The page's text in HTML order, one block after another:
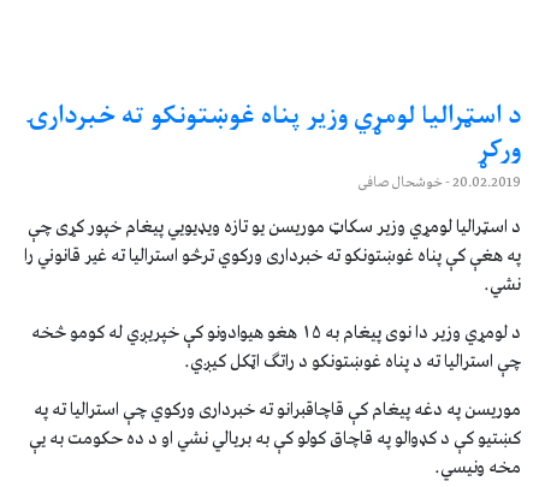
د اسټراليا لومړي وزير پناه غوښتونکو ته خبردارۍ
ورکړ
20.02.2019- خوشحال صافی
د اسټراليا لومړي وزير سکاټ موریسن يو تازه ويډيويي پيغام خپور کړی چې
په هغې کې پناه غوښتونکو ته خبرداری ورکوي ترڅو استراليا ته غير قانوني را
نشي.
د لومړي وزير دا نوی پيغام به ۱۵ هغو هيوادونو کې خپريږي له کومو څخه
چې استرالیا ته د پناه غوښتونکو د راتګ اټکل کيږي.
موریسن په دغه پیغام کې قاچاقبرانو ته خبرداری ورکوي چې استرالیا ته په
کښتیو کې د کډوالو په قاچاق کولو کې به بریالي نشي او د ده حکومت به یې
مخه ونیسي.